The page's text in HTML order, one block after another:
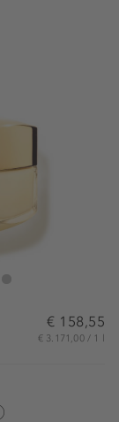
€ 158,55
€ 3.171,00 / 1 l